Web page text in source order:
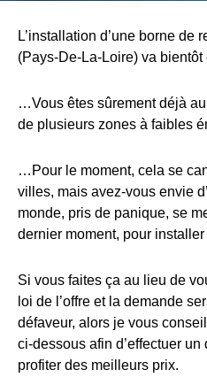
L’installation d’une borne de
(Pays-De-La-Loire) va
…Vous êtes sûrement déjà
de plusieurs zones à faibles
…Pour le moment, cela se
villes, mais avez-vous envie
monde, pris de panique, se
dernier moment, pour
Si vous faites ça au lieu de
loi de l’offre et la demande
défaveur, alors je vous
ci-dessous afin d’effectuer
profiter des meilleurs prix.